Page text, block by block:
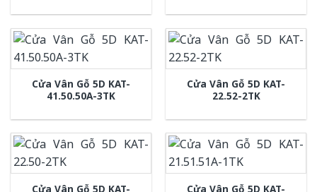
Cửa Vân Gỗ 5D KAT-
41.50.50A-3TK
Cửa Vân Gỗ 5D KAT-
22.52-2TK
Cửa Vân Gỗ 5D KAT-
Cửa Vân Gỗ 5D KAT-